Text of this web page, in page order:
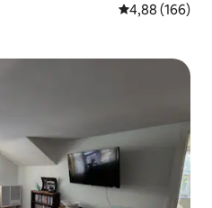
4,88 de uma
4,88 (166)